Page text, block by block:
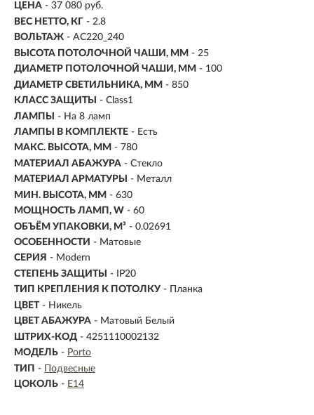
ЦЕНА - 37 080 руб.
ВЕС НЕТТО, КГ - 2.8
ВОЛЬТАЖ - AC220_240
ВЫСОТА ПОТОЛОЧНОЙ ЧАШИ, ММ - 25
ДИАМЕТР ПОТОЛОЧНОЙ ЧАШИ, ММ - 100
ДИАМЕТР СВЕТИЛЬНИКА, ММ - 850
КЛАСС ЗАЩИТЫ
- Class1
ЛАМПЫ
- На 8 ламп
ЛАМПЫ В КОМПЛЕКТЕ - Есть
МАКС. ВЫСОТА, ММ - 780
МАТЕРИАЛ АБАЖУРА - Стекло
МАТЕРИАЛ АРМАТУРЫ
- Металл
МИН. ВЫСОТА, ММ - 630
МОЩНОСТЬ ЛАМП, W - 60
ОБЪЁМ УПАКОВКИ, М³ - 0.02691
ОСОБЕННОСТИ - Матовые
СЕРИЯ - Modern
СТЕПЕНЬ ЗАЩИТЫ
- IP20
ТИП КРЕПЛЕНИЯ К ПОТОЛКУ - Планка
ЦВЕТ - Никель
ЦВЕТ АБАЖУРА - Матовый Белый
ШТРИХ-КОД - 4251110002132
МОДЕЛЬ - Porto
ТИП - Подвесные
ЦОКОЛЬ - E14